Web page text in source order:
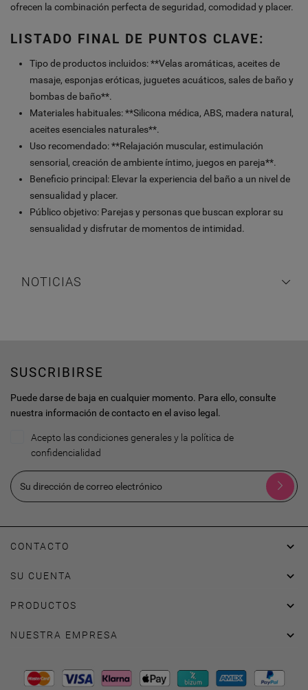
NOTICIAS
ofrecen la combinación perfecta de seguridad, comodidad y placer.
LISTADO FINAL DE PUNTOS CLAVE:
Tipo de productos incluidos: **Velas aromáticas, aceites de
masaje, esponjas eróticas, juguetes acuáticos, sales de baño y
bombas de baño**.
Materiales habituales: **Silicona médica, ABS, madera natural,
aceites esenciales naturales**.
Uso recomendado: **Relajación muscular, estimulación
sensorial, creación de ambiente íntimo, juegos en pareja**.
Beneficio principal: Elevar la experiencia del baño a un nivel de
sensualidad y placer.
Público objetivo: Parejas y personas que buscan explorar su
sensualidad y disfrutar de momentos de intimidad.
SUSCRIBIRSE
Puede darse de baja en cualquier momento. Para ello, consulte
nuestra información de contacto en el aviso legal.
Acepto las condiciones generales y la política de
confidencialidad
CONTACTO 
SU CUENTA 
PRODUCTOS 
NUESTRA EMPRESA 